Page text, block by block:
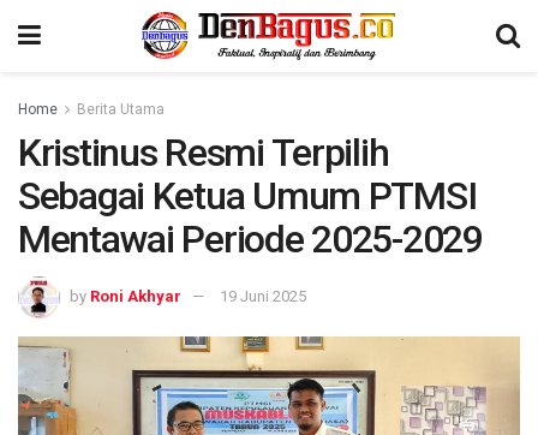
Home Berita Utama
Kristinus Resmi Terpilih
Sebagai Ketua Umum PTMSI
Mentawai Periode 2025-2029
by Roni Akhyar 19 Juni 2025